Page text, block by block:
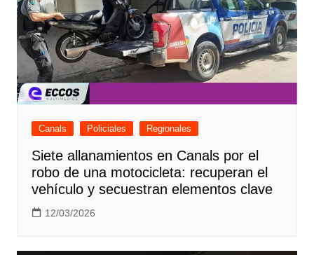
Canals Policiales Regionales
Siete allanamientos en Canals por el
robo de una motocicleta: recuperan el
vehículo y secuestran elementos clave
12/03/2026